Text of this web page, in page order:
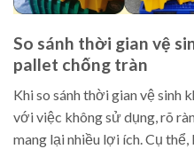
So sánh thời gian vệ
pallet chống tràn
Khi so sánh thời gian vệ sinh
với việc không sử dụng, rõ
mang lại nhiều lợi ích. Cụ